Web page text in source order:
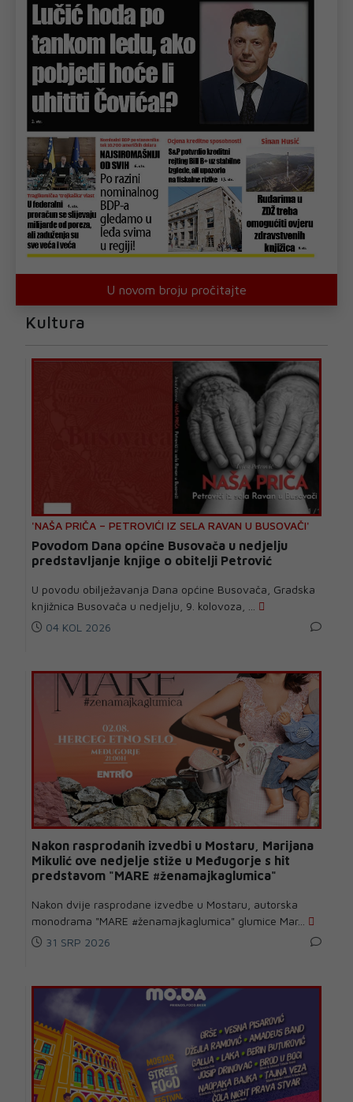
U novom broju pročitajte
Kultura
'NAŠA PRIČA – PETROVIĆI IZ SELA RAVAN U BUSOVAČI'
Povodom Dana općine Busovača u nedjelju
predstavljanje knjige o obitelji Petrović
U povodu obilježavanja Dana općine Busovača, Gradska
knjižnica Busovača u nedjelju, 9. kolovoza, ...
04 KOL 2026
Nakon rasprodanih izvedbi u Mostaru, Marijana
Mikulić ove nedjelje stiže u Međugorje s hit
predstavom "MARE #ženamajkaglumica"
Nakon dvije rasprodane izvedbe u Mostaru, autorska
monodrama "MARE #ženamajkaglumica" glumice Mar...
31 SRP 2026